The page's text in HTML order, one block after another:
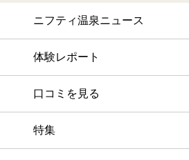
ニフティ温泉ニュース
体験レポート
口コミを見る
特集